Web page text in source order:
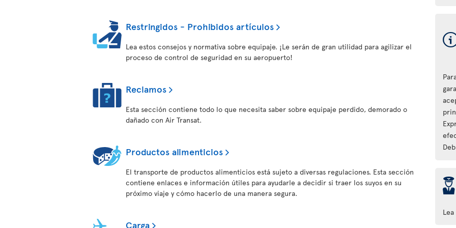
Restringidos - Prohibidos artículos
Lea estos consejos y normativa sobre equipaje. ¡Le serán de gran utilidad para agilizar el
proceso de control de seguridad en su aeropuerto!
Reclamos
Esta sección contiene todo lo que necesita saber sobre equipaje perdido, demorado o
dañado con Air Transat.
Productos alimenticios
El transporte de productos alimenticios está sujeto a diversas regulaciones. Esta sección
contiene enlaces e información útiles para ayudarle a decidir si traer los suyos en su
próximo viaje y cómo hacerlo de una manera segura.
Carga
þ